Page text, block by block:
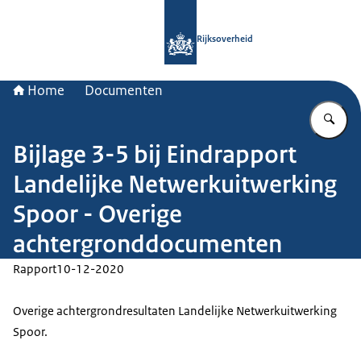
Rijksoverheid
Home Documenten
Bijlage 3-5 bij Eindrapport
Landelijke Netwerkuitwerking
Spoor - Overige
achtergronddocumenten
Rapport10-12-2020
Overige achtergrondresultaten Landelijke Netwerkuitwerking
Spoor.